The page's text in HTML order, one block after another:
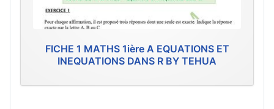
FICHE 1 MATHS 1ière A EQUATIONS ET
INEQUATIONS DANS R BY TEHUA